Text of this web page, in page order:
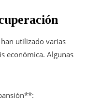
utilizado varias
económica. Algunas